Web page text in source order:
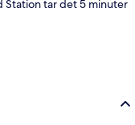
Station tar det 5 minuter